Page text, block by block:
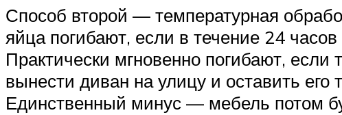
Способ второй — температурная
яйца погибают, если в течение 24
Практически мгновенно погибают,
вынести диван на улицу и оставить
Единственный минус — мебель потом